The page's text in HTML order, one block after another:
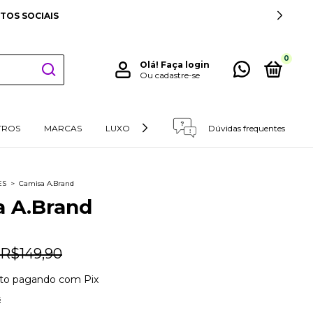
REAIS PARA SUL E SUDESTE
Olá! Faça login
Ou cadastre-se
0
MARCAS LUXO RETIRADAS E DEVOLUÇÕES
Dúvidas frequentes
> Camisa A.Brand
A.Brand
R$149,90
pagando com Pix